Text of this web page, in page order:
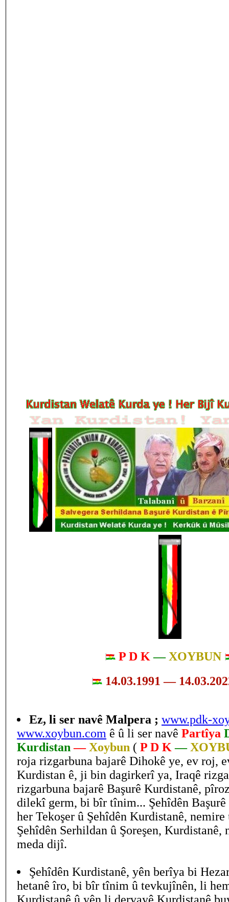
P D K— XOYBUN
14.03.1991 —
Ez, li ser navê Malpera ; www.pdk-
www.xoybun.com ê û li ser navê Partîya
Kurdistan—Xoybun ( P D K—
roja rizgarbuna bajarê Dihokê ye, ev roj,
Kurdistan ê, ji bin dagirkerî ya, Iraqê
rizgarbuna bajarê Başurê Kurdistanê,
dilekî germ, bi bîr tînim... Şehîdên Başurê
her Tekoşer û Şehîdên Kurdistanê,
Şehîdên Serhildan û Şoreşen, Kurdistanê,
meda dijî.
Şehîdên Kurdistanê, yên berîya bi
hetanê îro, bi bîr tînim û tevkujînên, li